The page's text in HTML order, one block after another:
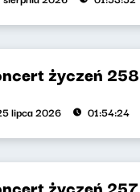
życzeń 258
lipca 2026 01:54:24